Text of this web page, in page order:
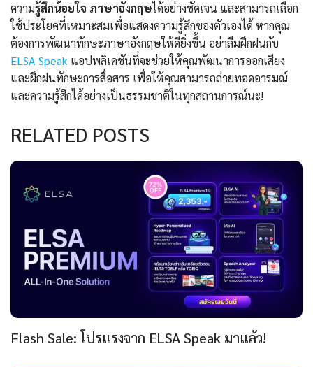
ความรู้สึกน้อยใจ ภาษาอังกฤษได้อย่างชัดเจน และสามารถเลือก
ใช้ประโยคที่เหมาะสมเพื่อแสดงความรู้สึกของตัวเองได้ หากคุณ
ต้องการพัฒนาทักษะภาษาอังกฤษให้ดียิ่งขึ้น อย่าลืมฝึกฝนกับ
ELSA Speak แอปพลิเคชันที่จะช่วยให้คุณพัฒนาการออกเสียง
และฝึกฝนทักษะการสื่อสาร เพื่อให้คุณสามารถถ่ายทอดอารมณ์
และความรู้สึกได้อย่างเป็นธรรมชาติในทุกสถานการณ์นะ!
RELATED POSTS
Flash Sale: โปรแรงจาก ELSA Speak มาแล้ว!